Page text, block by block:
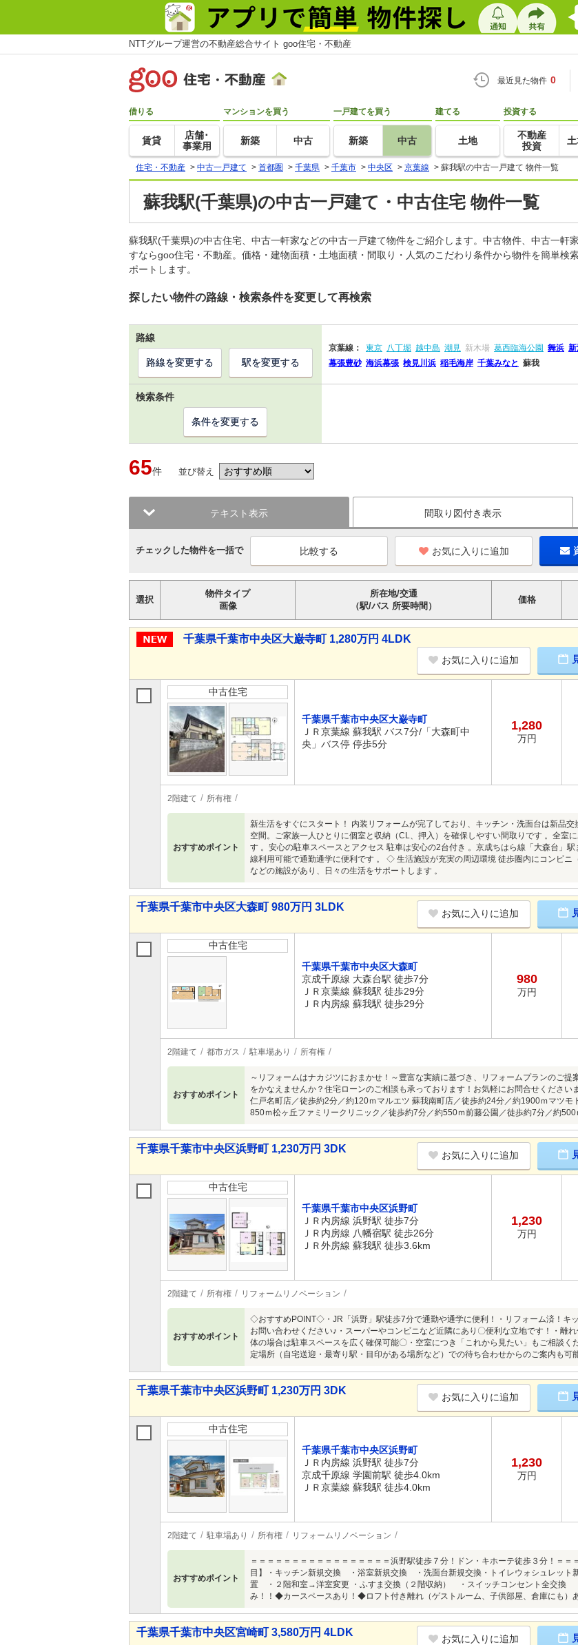
NTTグループ運営の不動産総合サイト goo住宅・不動産
最近見た物件 0
借りる
賃貸
店舗･
事業用
マンションを買う
新築 中古
一戸建てを買う
新築 中古
建てる
土地
投資する
不動産
投資
住宅・不動産 > 中古一戸建て > 首都圏 > 千葉県 > 千葉市 > 中央区 > 京葉線 > 蘇我駅の中古一戸建て 物件一覧
蘇我駅(千葉県)の中古一戸建て・中古住宅 物件一覧
蘇我駅(千葉県)の中古住宅、中古一軒家などの中古一戸建て物件をご紹介します。中古物件、中古一軒
すならgoo住宅・不動産。価格・建物面積・土地面積・間取り・人気のこだわり条件から物件を簡単検
ポートします。
探したい物件の路線・検索条件を変更して再検索
路線
京葉線： 東京 八丁堀 越中島 潮見 新木場 葛西臨海公園 舞浜
幕張豊砂 海浜幕張 検見川浜 稲毛海岸 千葉みなと 蘇我
路線を変更する 駅を変更する
検索条件
条件を変更する
65件 並び替え
テキスト表示 間取り図付き表示
チェックした物件を一括で お気に入りに追加
選択
物件タイプ
画像
所在地/交通
（駅/バス 所要時間）
価格
千葉県千葉市中央区大巌寺町 1,280万円 4LDK
お気に入りに追加
中古住宅
千葉県千葉市中央区大巌寺町
ＪＲ京葉線 蘇我駅 バス7分/「大森町中
央」バス停 停歩5分
1,280
万円
2階建て 所有権
おすすめポイント
新生活をすぐにスタート！ 内装リフォームが完了しており、キッチン・洗面台は新品
空間。ご家族一人ひとりに個室と収納（CL、押入）を確保しやすい間取りです 。全室
す 。安心の駐車スペースとアクセス 駐車は安心の2台付き 。京成ちはら線「大森台」
線利用可能で通勤通学に便利です 。 ◇ 生活施設が充実の周辺環境 徒歩圏内にコンビニ
などの施設があり、日々の生活をサポートします 。
千葉県千葉市中央区大森町 980万円 3LDK
お気に入りに追加
中古住宅
千葉県千葉市中央区大森町
京成千原線 大森台駅 徒歩7分
ＪＲ京葉線 蘇我駅 徒歩29分
ＪＲ内房線 蘇我駅 徒歩29分
980
万円
2階建て 都市ガス 駐車場あり 所有権
おすすめポイント
～リフォームはナカジツにおまかせ！～豊富な実績に基づき、リフォームプランのご
をかなえませんか？住宅ローンのご相談も承っております！お気軽にお問合せくださ
仁戸名町店／徒歩約2分／約120ｍマルエツ 蘇我南町店／徒歩約24分／約1900ｍマツ
850ｍ松ヶ丘ファミリークリニック／徒歩約7分／約550ｍ前藤公園／徒歩約7分／約
千葉県千葉市中央区浜野町 1,230万円 3DK
お気に入りに追加
中古住宅
千葉県千葉市中央区浜野町
ＪＲ内房線 浜野駅 徒歩7分
ＪＲ内房線 八幡宿駅 徒歩26分
ＪＲ外房線 蘇我駅 徒歩3.6km
1,230
万円
2階建て 所有権 リフォームリノベーション
おすすめポイント
◇おすすめPOINT◇・JR「浜野」駅徒歩7分で通勤や通学に便利！・リフォーム済！キ
お問い合わせください♪・スーパーやコンビニなど近隣にあり〇便利な立地です！・離
体の場合は駐車スペースを広く確保可能〇・空室につき「これから見たい」もご相談
定場所（自宅送迎・最寄り駅・目印がある場所など）での待ち合わせからのご案内も可
千葉県千葉市中央区浜野町 1,230万円 3DK
お気に入りに追加
中古住宅
千葉県千葉市中央区浜野町
ＪＲ内房線 浜野駅 徒歩7分
京成千原線 学園前駅 徒歩4.0km
ＪＲ京葉線 蘇我駅 徒歩4.0km
1,230
万円
2階建て 駐車場あり 所有権 リフォームリノベーション
おすすめポイント
＝＝＝＝＝＝＝＝＝＝＝＝＝＝＝＝＝浜野駅徒歩７分！ドン・キホーテ徒歩３分！＝
目】・キッチン新規交換 ・浴室新規交換 ・洗面台新規交換・トイレウォシュレット
置 ・２階和室→洋室変更 ・ふすま交換（２階収納） ・スイッチコンセント全交換
み！！◆カースペースあり！◆ロフト付き離れ（ゲストルーム、子供部屋、倉庫にも）
千葉県千葉市中央区宮崎町 3,580万円 4LDK
お気に入りに追加